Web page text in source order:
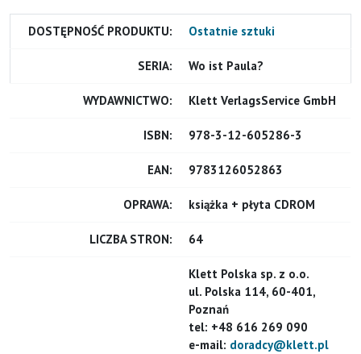
DOSTĘPNOŚĆ PRODUKTU: Ostatnie sztuki
SERIA: Wo ist Paula?
WYDAWNICTWO: Klett VerlagsService GmbH
ISBN: 978-3-12-605286-3
EAN: 9783126052863
OPRAWA: książka + płyta CDROM
LICZBA STRON: 64
Klett Polska sp. z o.o.
ul. Polska 114, 60-401,
Poznań
tel: +48 616 269 090
e-mail: doradcy@klett.pl